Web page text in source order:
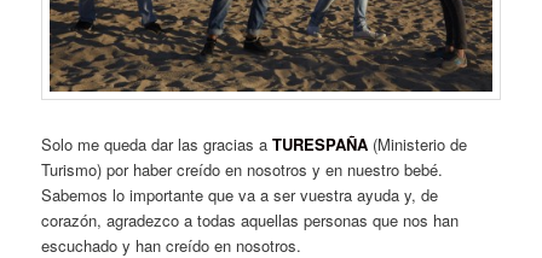
Solo me queda dar las gracias a TURESPAÑA (Ministerio de
Turismo) por haber creído en nosotros y en nuestro bebé.
Sabemos lo importante que va a ser vuestra ayuda y, de
corazón, agradezco a todas aquellas personas que nos han
escuchado y han creído en nosotros.